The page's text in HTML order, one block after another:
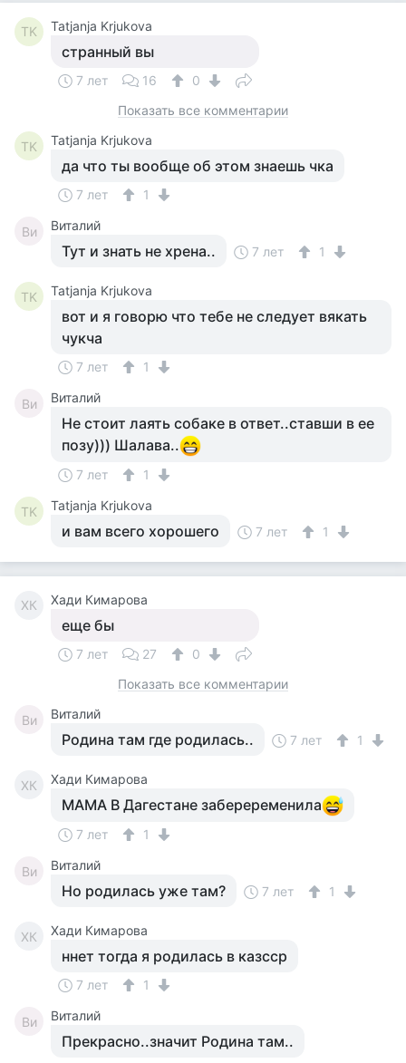
TK Tatjanja Krjukova
странный вы
7 лет 16
0
Показать все комментарии
TK Tatjanja Krjukova
да что ты вообще об этом знаешь чка
7 лет 1
Ви Виталий
Тут и знать не хрена.. 7 лет 1
TK Tatjanja Krjukova
вот и я говорю что тебе не следует вякать
чукча
7 лет 1
Ви Виталий
Не стоит лаять собаке в ответ..ставши в ее
позу))) Шалава..
7 лет 1
TK Tatjanja Krjukova
и вам всего хорошего 7 лет 1
ХК Хади Кимарова
еще бы
7 лет 27
0
Показать все комментарии
Ви Виталий
Родина там где родилась.. 7 лет 1
ХК Хади Кимарова
МАМА В Дагестане забереременила
7 лет 1
Ви Виталий
Но родилась уже там? 7 лет 1
ХК Хади Кимарова
ннет тогда я родилась в казсср
7 лет 1
Ви Виталий
Прекрасно..значит Родина там..